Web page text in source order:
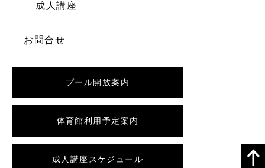
成人講座
お問合せ
プール開放案内
体育館利用予定案内
成人講座スケジュール